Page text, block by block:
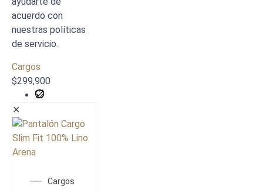
acuerdo con
nuestras políticas
de servicio.
Cargos
$299,900
✕
Cargos